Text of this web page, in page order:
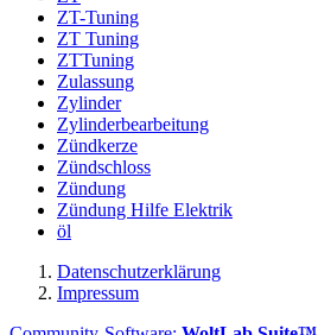
ZT-Tuning
ZT Tuning
ZTTuning
Zulassung
Zylinder
Zylinderbearbeitung
Zündkerze
Zündschloss
Zündung
Zündung Hilfe Elektrik
öl
Datenschutzerklärung
Impressum